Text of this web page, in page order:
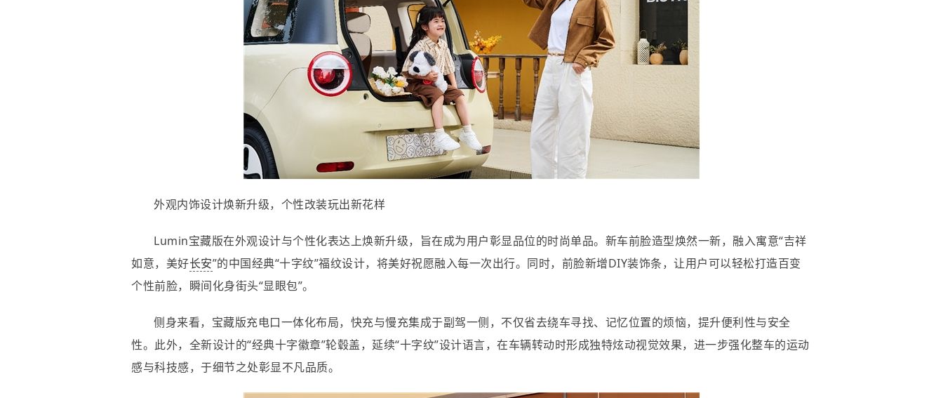
外观内饰设计焕新升级，个性改装玩出新花样
Lumin宝藏版在外观设计与个性化表达上焕新升级，旨在成为用户彰显品位的时尚单品。新车前脸造型焕然一新，融入寓意“吉祥
如意，美好长安”的中国经典“十字纹”福纹设计，将美好祝愿融入每一次出行。同时，前脸新增DIY装饰条，让用户可以轻松打造百变
个性前脸，瞬间化身街头“显眼包”。
侧身来看，宝藏版充电口一体化布局，快充与慢充集成于副驾一侧，不仅省去绕车寻找、记忆位置的烦恼，提升便利性与安全
性。此外，全新设计的“经典十字徽章”轮毂盖，延续“十字纹”设计语言，在车辆转动时形成独特炫动视觉效果，进一步强化整车的运动
感与科技感，于细节之处彰显不凡品质。